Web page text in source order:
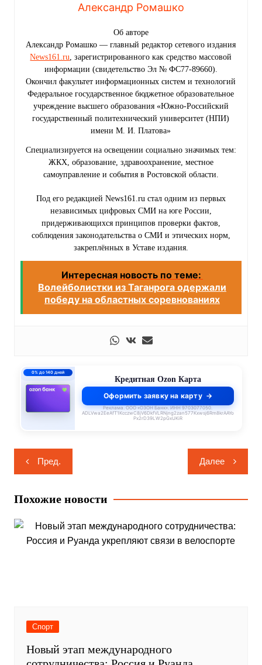
Александр Ромашко
Об авторе
Александр Ромашко — главный редактор сетевого издания
News161.ru , зарегистрированного как средство массовой
информации (свидетельство Эл № ФС77-89660).
Окончил факультет информационных систем и технологий
Федеральное государственное бюджетное образовательное
учреждение высшего образования «Южно-Российский
государственный политехнический университет (НПИ)
имени М. И. Платова»
Специализируется на освещении социально значимых тем:
ЖКХ, образование, здравоохранение, местное
самоуправление и события в Ростовской области.
Под его редакцией News161.ru стал одним из первых
независимых цифровых СМИ на юге России,
придерживающихся принципов проверки фактов,
соблюдения законодательства о СМИ и этических норм,
закреплённых в Уставе издания.
Интересная новость по теме:
Волейболистки из Таганрога одержали
победу на областных соревнованиях
0% до 140 дней
Кредитная Ozon Карта
Оформить заявку на карту
Реклама. ООО «ОЗОН Банк». ИНН 9703077050.
ADLVwa2EeAfT1KcczwC8jV6DkfVLRNjng2zan577Kxwsj6Rm8krAAYo
Px2rD39LW2pGxUKiR
Навигация
по
записям
Пред. Далее
Похожие новости
Спорт
Новый этап международного